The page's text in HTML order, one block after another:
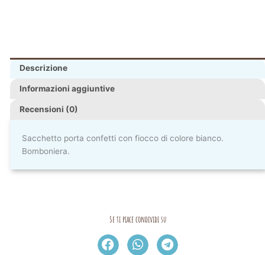
Descrizione
Informazioni aggiuntive
Recensioni (0)
Sacchetto porta confetti con fiocco di colore bianco.
Bomboniera.
Se ti piace condividi su